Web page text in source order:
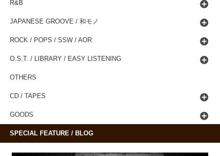
R&B
JAPANESE GROOVE / 和モノ
ROCK / POPS / SSW / AOR
O.S.T. / LIBRARY / EASY LISTENING
OTHERS
CD / TAPES
GOODS
SPECIAL FEATURE / BLOG